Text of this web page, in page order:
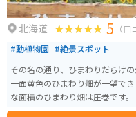
北海道 5 （口
#動植物園 #絶景スポット
その名の通り、ひまわりだらけ
一面黄色のひまわり畑が一望で
な面積のひまわり畑は圧巻です。